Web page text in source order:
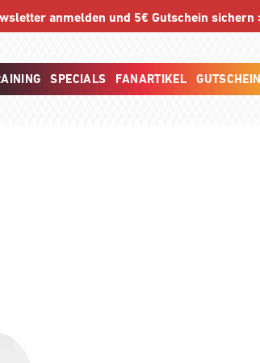
anmelden und 5€ Gutschein sichern
SPECIALS FANARTIKEL